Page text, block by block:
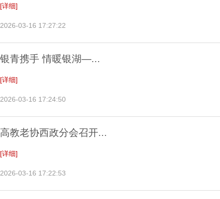
[详细]
2026-03-16 17:27:22
银青携手 情暖银湖—...
[详细]
2026-03-16 17:24:50
高教老协西政分会召开...
[详细]
2026-03-16 17:22:53